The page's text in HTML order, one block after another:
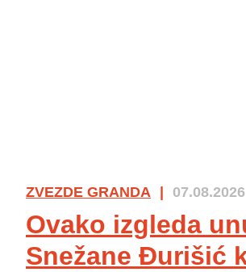
ZVEZDE GRANDA 07.08.2026
Ovako izgleda
Snežane Đurišić